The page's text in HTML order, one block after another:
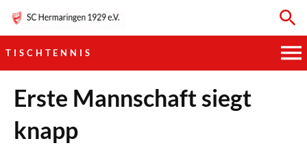
TISCHTENNIS
HAUPTVEREIN
SPORTKEGELN
Erste Mannschaft siegt
knapp